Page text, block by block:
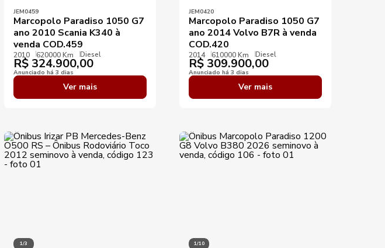
JEM0459
Marcopolo Paradiso 1050 G7
ano 2010 Scania K340 à
venda COD.459
2010 620000 Km Diesel
R$ 324.900,00
Anunciado há 3 dias
Ver mais
JEM0420
Marcopolo Paradiso 1050 G7
ano 2014 Volvo B7R à venda
COD.420
2014 610000 Km Diesel
R$ 309.900,00
Anunciado há 3 dias
Ver mais
1/3 1/10